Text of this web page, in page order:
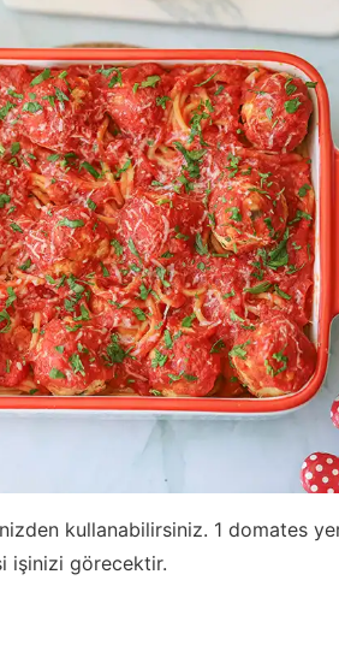
kullanabilirsiniz. 1 domates
işinizi görecektir.